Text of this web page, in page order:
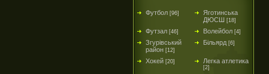
Футбол [96]
Яготинська
ДЮСШ [18]
Футзал [46] Волейбол [4]
Згурівський
район [12]
Більярд [6]
Хокей [20] Легка атлетика
[2]